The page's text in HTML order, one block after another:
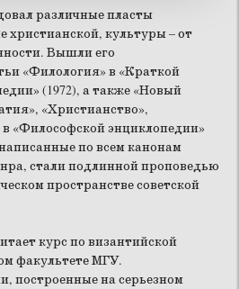
различные пласты
христианской, культуры – от
Вышли его
«Филология» в «Краткой
(1972), а также «Новый
«Христианство»,
в «Философской энциклопедии»
по всем канонам
стали подлинной проповедью
пространстве советской
курс по византийской
факультете МГУ.
построенные на серьезном